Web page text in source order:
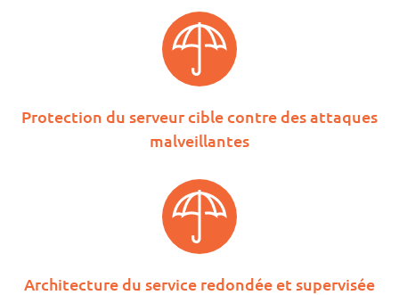
Protection du serveur cible contre des attaques
malveillantes
Architecture du service redondée et supervisée